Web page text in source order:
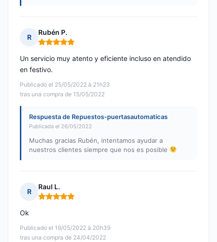
R
Rubén P.
Nota: 5 de 5
Publicado el 25/05/2022 à 21h23
tras una compra de 15/05/2022
Un servicio muy atento y eficiente incluso en atendido
en festivo.
Respuesta de Repuestos-puertasautomaticas
Publicada el 26/05/2022
Muchas gracias Rubén, intentamos ayudar a
nuestros clientes siempre que nos es posible
R
Raul L.
Nota: 5 de 5
Publicado el 19/05/2022 à 20h39
tras una compra de 24/04/2022
Ok